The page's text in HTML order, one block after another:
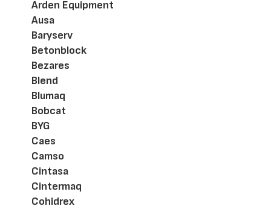
Arden Equipment
Ausa
Baryserv
Betonblock
Bezares
Blend
Blumaq
Bobcat
BYG
Caes
Camso
Cintasa
Cintermaq
Cohidrex